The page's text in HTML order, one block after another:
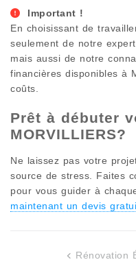
Important !
En choisissant de
seulement de notre
mais aussi de notre
financières disponibles à
coûts.
Prêt à débuter
MORVILLIERS?
Ne laissez pas votre
source de stress. Faites
pour vous guider à
maintenant un devis
Rénovation